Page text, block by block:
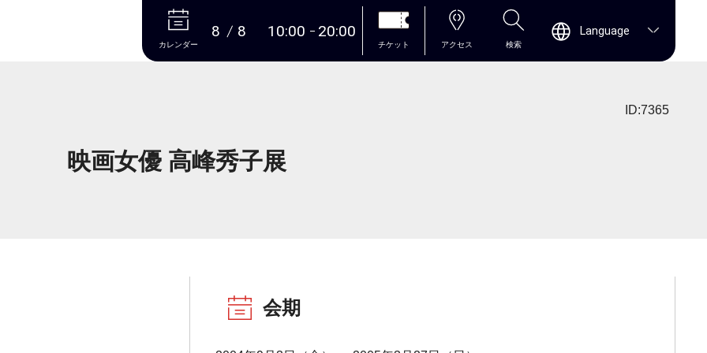
本文へ
カレンダー
8 8 10:00 20:00
チケット アクセス 検索
Language
ID:7365
映画女優 高峰秀子展
会期